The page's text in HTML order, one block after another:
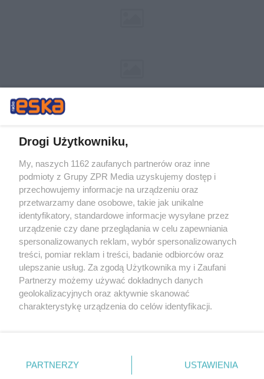
Żaden utwór zamieszczony w serwisie nie może być powielany i
rozpowszechniany lub dalej rozpowszechniany w jakikolwiek sposób (w
tym także elektroniczny lub mechaniczny) na jakimkolwiek polu
eksploatacji w jakiejkolwiek formie, włącznie z umieszczaniem w
Internecie bez pisemnej zgody właściciela praw. Jakiekolwiek użycie lub
wykorzystanie utworów w całości lub w części z naruszeniem prawa,
tzn. bez właściwej zgody, jest zabronione pod groźbą kary i może być
ścigane prawnie.
Drogi Użytkowniku,
My, naszych 1162 zaufanych partnerów oraz inne
podmioty z Grupy ZPR Media uzyskujemy dostęp i
przechowujemy informacje na urządzeniu oraz
przetwarzamy dane osobowe, takie jak unikalne
identyfikatory, standardowe informacje wysyłane przez
urządzenie czy dane przeglądania w celu zapewniania
spersonalizowanych reklam, wybór spersonalizowanych
treści, pomiar reklam i treści, badanie odbiorców oraz
ulepszanie usług. Za zgodą Użytkownika my i Zaufani
Partnerzy możemy używać dokładnych danych
geolokalizacyjnych oraz aktywnie skanować
charakterystykę urządzenia do celów identyfikacji.
zmienić/wycofać klikając przycisk ustawień prywatności
znajdujący się w lewym dolnym rogu strony
PARTNERZY USTAWIENIA